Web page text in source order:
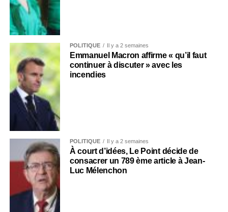
POLITIQUE Il y a 2 semaines
Emmanuel Macron affirme « qu’il faut
continuer à discuter » avec les
incendies
POLITIQUE Il y a 2 semaines
À court d’idées, Le Point décide de
consacrer un 789 ème article à Jean-
Luc Mélenchon